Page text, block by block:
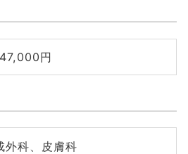
円
外科、皮膚科